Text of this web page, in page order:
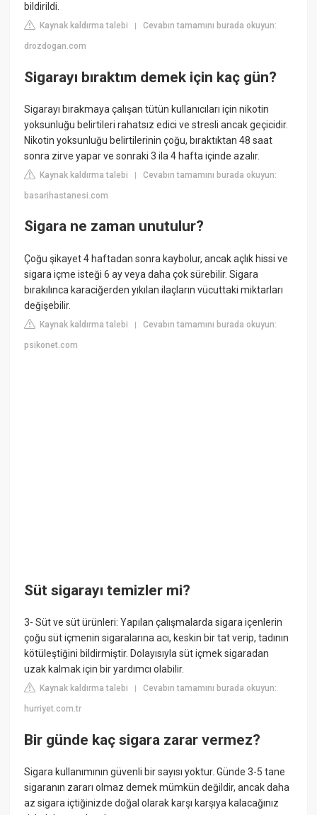
bildirildi.
Kaynak kaldırma talebi |Cevabın tamamını burada okuyun:
drozdogan.com
Sigarayı bıraktım demek için kaç gün?
Sigarayı bırakmaya çalışan tütün kullanıcıları için nikotin
yoksunluğu belirtileri rahatsız edici ve stresli ancak geçicidir.
Nikotin yoksunluğu belirtilerinin çoğu, bıraktıktan 48 saat
sonra zirve yapar ve sonraki 3 ila 4 hafta içinde azalır.
Kaynak kaldırma talebi |Cevabın tamamını burada okuyun:
basarihastanesi.com
Sigara ne zaman unutulur?
Çoğu şikayet 4 haftadan sonra kaybolur, ancak açlık hissi ve
sigara içme isteği 6 ay veya daha çok sürebilir. Sigara
bırakılınca karaciğerden yıkılan ilaçların vücuttaki miktarları
değişebilir.
Kaynak kaldırma talebi |Cevabın tamamını burada okuyun:
psikonet.com
Süt sigarayı temizler mi?
3- Süt ve süt ürünleri: Yapılan çalışmalarda sigara içenlerin
çoğu süt içmenin sigaralarına acı, keskin bir tat verip, tadının
kötüleştiğini bildirmiştir. Dolayısıyla süt içmek sigaradan
uzak kalmak için bir yardımcı olabilir.
Kaynak kaldırma talebi |Cevabın tamamını burada okuyun:
hurriyet.com.tr
Bir günde kaç sigara zarar vermez?
Sigara kullanımının güvenli bir sayısı yoktur. Günde 3-5 tane
sigaranın zararı olmaz demek mümkün değildir, ancak daha
az sigara içtiğinizde doğal olarak karşı karşıya kalacağınız